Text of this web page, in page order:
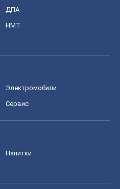
ДПА
НМТ
Электромобили
Сервис
Напитки